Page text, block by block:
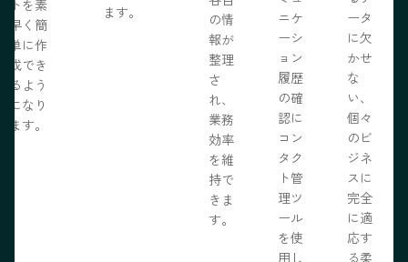
トを素
早く簡
単に作
成でき
るよう
になり
ます。
ます。
の情
報が
整理
さ
れ、
業務
効率
を維
持で
きま
す。
ニケ
ーシ
ョン
履歴
の確
認に
コン
タク
ト管
理ツ
ール
を使
用し
ータ
に欠
かせ
な
い、
個々
のビ
ジネ
スに
完全
に適
応す
る柔